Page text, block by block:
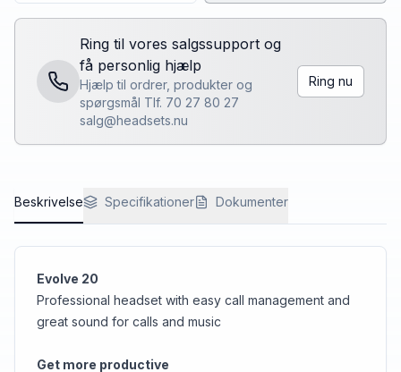
Ring til vores salgssupport og
få personlig hjælp
Hjælp til ordrer, produkter og
spørgsmål Tlf. 70 27 80 27
salg@headsets.nu
Ring nu
Beskrivelse Specifikationer Dokumenter
Evolve 20
Professional headset with easy call management and
great sound for calls and music
Get more productive